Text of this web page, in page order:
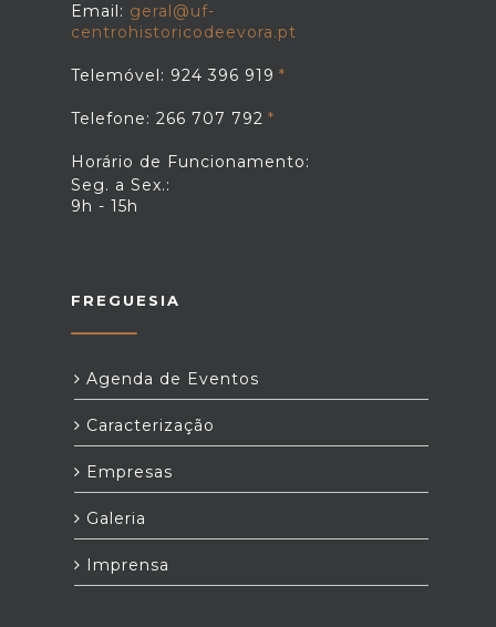
Email: geral@uf-
centrohistoricodeevora.pt
Telemóvel: 924 396 919
Telefone: 266 707 792
Horário de Funcionamento:
Seg. a Sex.:
9h - 15h
FREGUESIA
Agenda de Eventos
Caracterização
Empresas
Galeria
Imprensa